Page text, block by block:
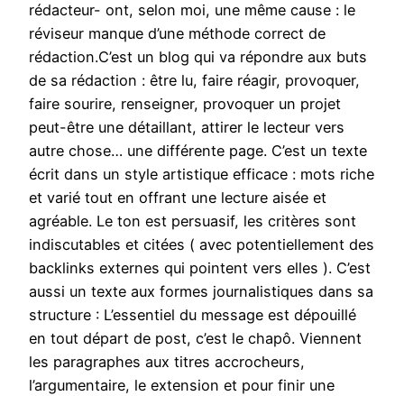
rédacteur- ont, selon moi, une même cause : le
réviseur manque d’une méthode correct de
rédaction.C’est un blog qui va répondre aux buts
de sa rédaction : être lu, faire réagir, provoquer,
faire sourire, renseigner, provoquer un projet
peut-être une détaillant, attirer le lecteur vers
autre chose… une différente page. C’est un texte
écrit dans un style artistique efficace : mots riche
et varié tout en offrant une lecture aisée et
agréable. Le ton est persuasif, les critères sont
indiscutables et citées ( avec potentiellement des
backlinks externes qui pointent vers elles ). C’est
aussi un texte aux formes journalistiques dans sa
structure : L’essentiel du message est dépouillé
en tout départ de post, c’est le chapô. Viennent
les paragraphes aux titres accrocheurs,
l’argumentaire, le extension et pour finir une